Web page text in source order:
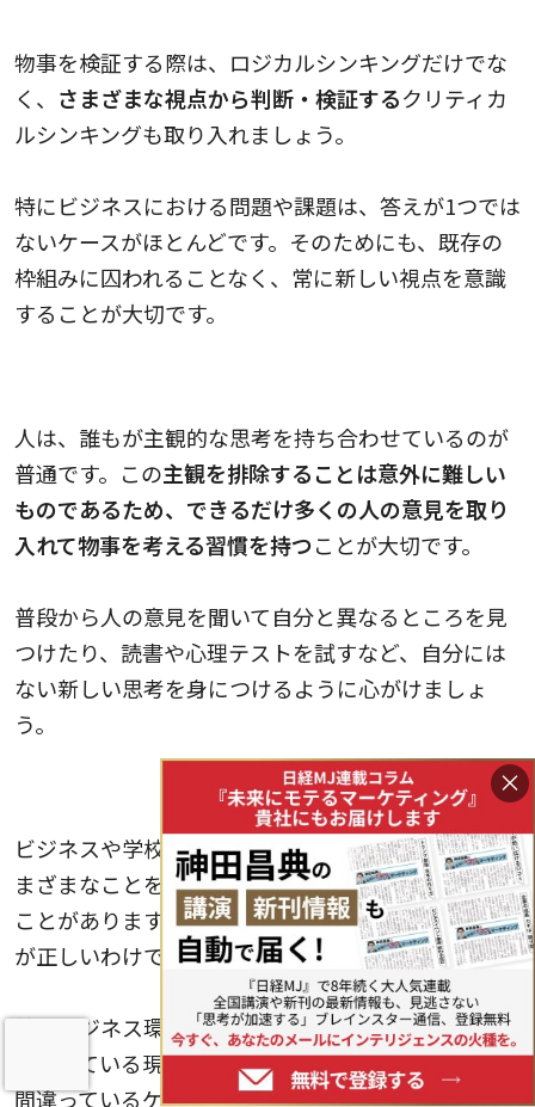
物事を検証する際は、ロジカルシンキングだけでな
く、 さまざまな視点から判断・検証するクリティカ
ルシンキングも取り入れましょう。
特にビジネスにおける問題や課題は、答えが1つでは
ないケースがほとんどです。そのためにも、既存の
枠組みに囚われることなく、常に新しい視点を意識
することが大切です。
人は、誰もが主観的な思考を持ち合わせているのが
普通です。この主観を排除することは意外に難しい
ものであるため、できるだけ多くの人の意見を取り
入れて物事を考える習慣を持つことが大切です。
普段から人の意見を聞いて自分と異なるところを見
つけたり、読書や心理テストを試すなど、自分には
ない新しい思考を身につけるように心がけましょ
う。
事実と意見を客観的に見分ける
ビジネスや学校などでは、上司や先輩、教師からさ
まざまなことを教えられたり、アドバイスを受ける
ことがあります。ただ、教えやアドバイスのすべて
が正しいわけではありません。
特にビジネス環境が大きく、そしてスピーディーに
変化している現代では、上司や先輩のアドバイスが
間違っているケースも多いことでしょう。
×